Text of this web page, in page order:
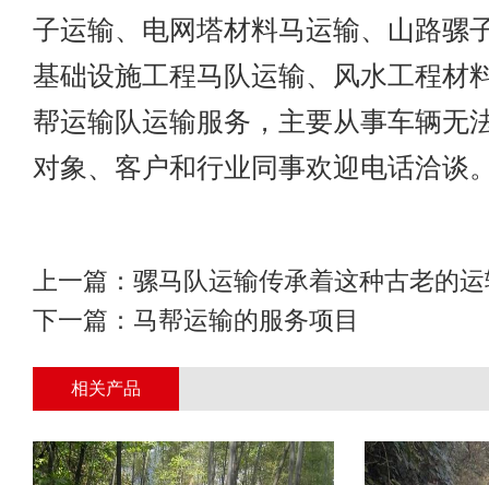
子运输、电网塔材料马运输、山路骡
基础设施工程马队运输、风水工程材
帮运输队运输服务，主要从事车辆无
对象、客户和行业同事欢迎电话洽谈
上一篇： 骡马队运输传承着这种古老的
下一篇： 马帮运输的服务项目
相关产品